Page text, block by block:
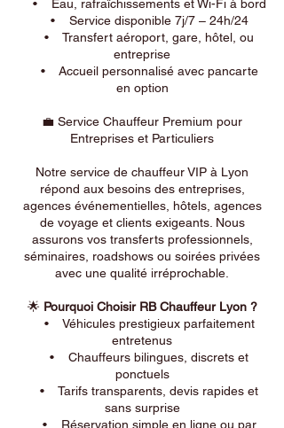
• Eau, rafraîchissements et Wi-Fi à bord
• Service disponible 7j/7 – 24h/24
• Transfert aéroport, gare, hôtel, ou
entreprise
• Accueil personnalisé avec pancarte
en option
💼 Service Chauffeur Premium pour
Entreprises et Particuliers
Notre service de chauffeur VIP à Lyon
répond aux besoins des entreprises,
agences événementielles, hôtels, agences
de voyage et clients exigeants. Nous
assurons vos transferts professionnels,
séminaires, roadshows ou soirées privées
avec une qualité irréprochable.
🌟 Pourquoi Choisir RB Chauffeur Lyon ?
• Véhicules prestigieux parfaitement
entretenus
• Chauffeurs bilingues, discrets et
ponctuels
• Tarifs transparents, devis rapides et
sans surprise
• Réservation simple en ligne ou par